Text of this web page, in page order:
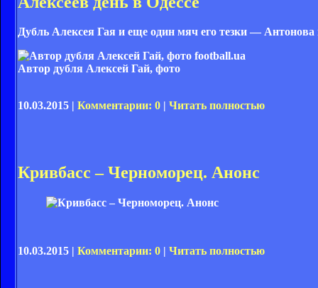
Дубль Алексея Гая и еще один мяч его тезки —
Автор дубля Алексей Гай, фото
10.03.2015 | Комментарии: 0 Читать полностью
Кривбасс – Черноморец. Анонс
10.03.2015 | Комментарии: 0 | Читать полностью